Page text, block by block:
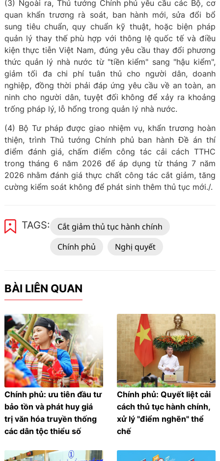
(3) Ngoài ra, Thủ tướng Chính phủ yêu cầu các Bộ, cơ
quan khẩn trương rà soát, ban hành mới, sửa đổi bổ
sung tiêu chuẩn, quy chuẩn kỹ thuật, hoặc biện pháp
quản lý thay thế phù hợp với thông lệ quốc tế và điều
kiện thực tiễn Việt Nam, đúng yêu cầu thay đổi phương
thức quản lý nhà nước từ "tiền kiểm" sang "hậu kiểm",
giảm tối đa chi phí tuân thủ cho người dân, doanh
nghiệp, đồng thời phải đáp ứng yêu cầu về an toàn, an
ninh cho người dân, tuyệt đối không để xảy ra khoảng
trống pháp lý, lỗ hổng trong quản lý nhà nước.
(4) Bộ Tư pháp được giao nhiệm vụ, khẩn trương hoàn
thiện, trình Thủ tướng Chính phủ ban hành Đề án thí
điểm đánh giá, chấm điểm công tác cải cách TTHC
trong tháng 6 năm 2026 để áp dụng từ tháng 7 năm
2026 nhằm đánh giá thực chất công tác cắt giảm, tăng
cường kiểm soát không để phát sinh thêm thủ tục mới./.
TAGS:
Cắt giảm thủ tục hành chính
Chính phủ
Nghị quyết
BÀI LIÊN QUAN
Chính phủ: ưu tiên đầu tư
bảo tồn và phát huy giá
trị văn hóa truyền thống
các dân tộc thiểu số
Chính phủ: Quyết liệt cải
cách thủ tục hành chính,
xử lý "điểm nghẽn" thể
chế